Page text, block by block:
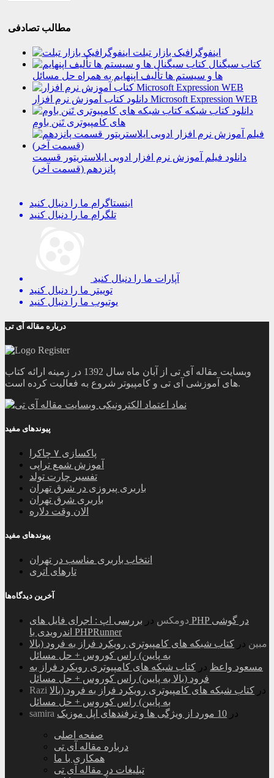
مطالب تصادفی
اینفوگرافیک بازار تبلت
کتاب سیگنال
ها و سیستم ها تألیف اپنهایم به همراه حل مسائل
دانلود کتاب آموزش نرم افزار Microsoft Expression WEB
دانلود کتاب شبکه
های کامپیوتری تَنن باوم
دانلود فیلم آموزش نرم افزار ادوبی ایلاستریتور قسمت
پانزدهم (قسمت آخر)
اینستاگرام ما را دنبال کنید
تلگرام ما را دنبال کنید
آپارات ما را دنبال کنید
توییتر ما را دنبال کنید
یوتیوب ما را دنبال کنید
درباره مقاله آی تی
وبسایت مقاله آی تی از آبان ماه سال 1392 در زمینه ارائه کتاب
های آموزشی آی تی و کامپیوتر شروع به فعالیت کرده است.
پیوندهای مفید
پاکسازی ۷ چاکرا
آموزش شمع تراپی
تفسیر چارت تولد
باربری پیروزی در شرق تهران
باربری شرق تهران
الان وقت دلاره
پیوندهای مفید
انتخاب باربری مناسب در تهران
تارهای اتری
آخرین دیدگاه‌ها
دومکس در بررسی اپ : اجرای فایل های PHP در گوشی
اندرویدی با PHPRunner
مبین در کتاب شبکه های کامپیوتری رویکرد فراز به فرود (بالا
به پایین) راس کوروس + حل مسائل
مسعود واعظ در کتاب شبکه های کامپیوتری رویکرد فراز به
فرود (بالا به پایین) راس کوروس + حل مسائل
Razi
در کتاب شبکه های کامپیوتری رویکرد فراز به فرود (بالا
به پایین) راس کوروس + حل مسائل
samira
در 10 مورد از ویژگی ها و ترفندهای اپل موزیک
صفحه اصلی
درباره مقاله آی تی
همکاری با ما
تبلیغات در مقاله آی تی